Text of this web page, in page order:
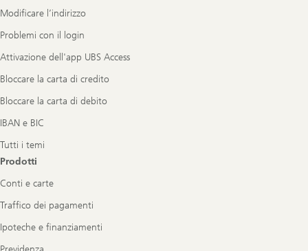
Modificare l’indirizzo
Problemi con il login
Attivazione dell'app UBS Access
Bloccare la carta di credito
Bloccare la carta di debito
IBAN e BIC
Tutti i temi
Prodotti
Conti e carte
Traffico dei pagamenti
Ipoteche e finanziamenti